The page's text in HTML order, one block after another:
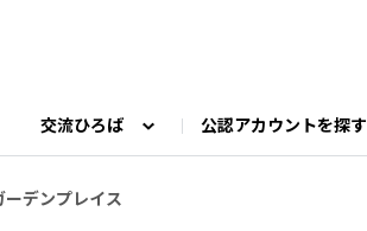
アカウントの投稿
交流ひろば 公認アカウントを探す
#なっぷNOWへのご要望等
デンプレイス